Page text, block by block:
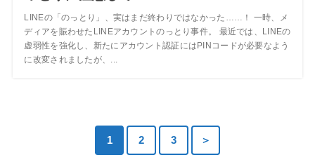
LINEの「のっとり」、実はまだ終わりではなかった……！ 一時、メ
ディアを賑わせたLINEアカウントのっとり事件。 最近では、LINEの
虚弱性を強化し、新たにアカウント認証にはPINコードが必要なよう
に改変されましたが、...
1 2 3 ＞